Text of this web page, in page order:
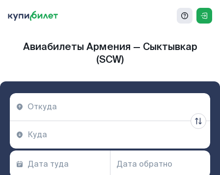
Авиабилеты Армения — Сыктывкар
(SCW)